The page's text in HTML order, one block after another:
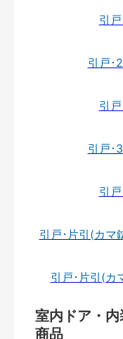
引
引戸･
引
引戸･
引
引戸･片引(カマ
引戸･片引(カ
室内ドア・
商品